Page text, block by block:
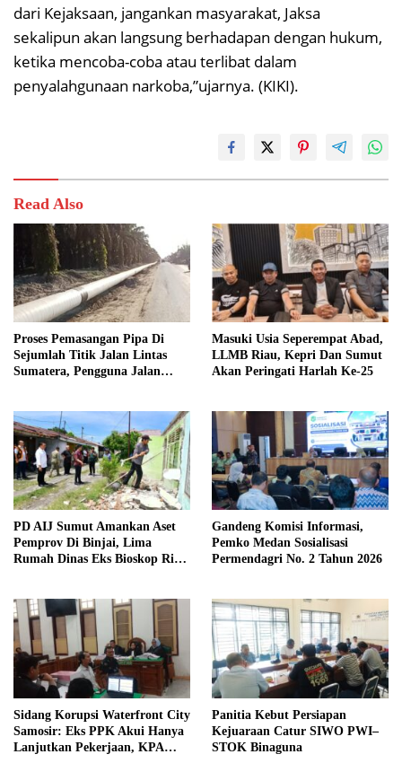
dari Kejaksaan, jangankan masyarakat, Jaksa
sekalipun akan langsung berhadapan dengan hukum,
ketika mencoba-coba atau terlibat dalam
penyalahgunaan narkoba,”ujarnya. (KIKI).
Read Also
Proses Pemasangan Pipa Di
Sejumlah Titik Jalan Lintas
Sumatera, Pengguna Jalan
Masuki Usia Seperempat Abad,
LLMB Riau, Kepri Dan Sumut
Akan Peringati Harlah Ke-25
PD AIJ Sumut Amankan Aset
Pemprov Di Binjai, Lima
Rumah Dinas Eks Bioskop Ria
Gandeng Komisi Informasi,
Pemko Medan Sosialisasi
Permendagri No. 2 Tahun 2026
Sidang Korupsi Waterfront City
Samosir: Eks PPK Akui Hanya
Lanjutkan Pekerjaan, KPA
Panitia Kebut Persiapan
Kejuaraan Catur SIWO PWI–
STOK Binaguna